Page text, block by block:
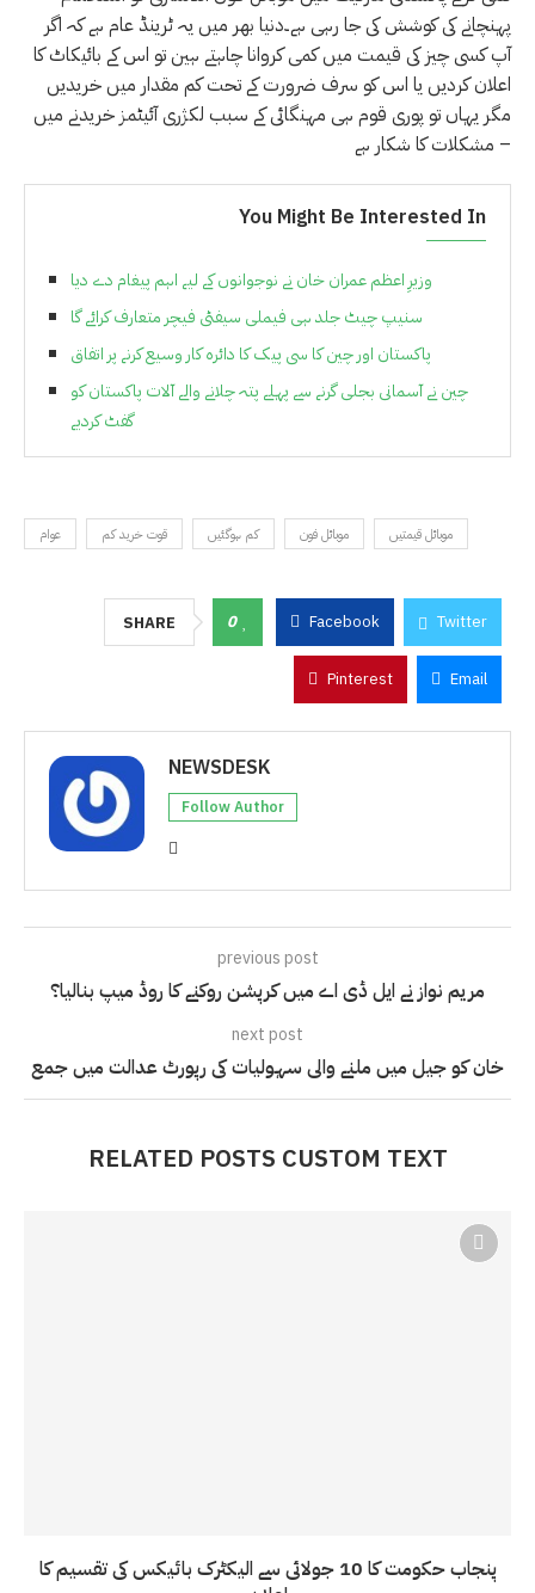
پہنچانے کی کوشش کی جا رہی ہے۔دنیا بھر میں یہ ٹرینڈ عام ہے کہ اگر
آپ کسی چیز کی قیمت میں کمی کروانا چاہتے ہین تو اس کے بائیکاٹ کا
اعلان کردیں یا اس کو سرف ضرورت کے تحت کم مقدار میں خریدیں
مگر یہاں تو پوری قوم ہی مہنگائی کے سبب لکژری آئیٹمز خریدنے میں
مشکلات کا شکار ہے –
You Might Be Interested In
وزیرِ اعظم عمران خان نے نوجوانوں کے لیے اہم پیغام دے دیا
سنیپ چیٹ جلد ہی فیملی سیفٹی فیچر متعارف کرائے گا
پاکستان اور چین کا سی پیک کا دائرہ کار وسیع کرنے پر اتفاق
چین نے آسمانی بجلی گرنے سے پہلے پتہ چلانے والے آلات پاکستان کو
گفٹ کردیے
عوام قوت خرید کم کم ہوگئیں موبائل فون موبائل قیمتیں
SHARE 0 Facebook Twitter
Pinterest Email
NEWSDESK
Follow Author
previous post
مریم نواز نے ایل ڈی اے میں کرپشن روکنے کا روڈ میپ بنالیا؟
next post
خان کو جیل میں ملنے والی سہولیات کی رپورٹ عدالت میں جمع
RELATED POSTS CUSTOM TEXT
پنجاب حکومت کا 10 جولائی سے الیکٹرک بائیکس کی تقسیم کا